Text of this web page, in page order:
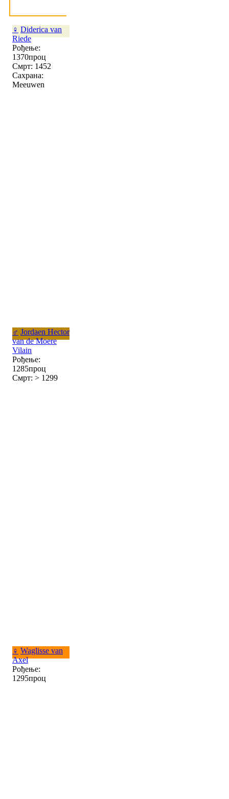
♀ Diderica van
Riede
Рођење:
1370проц
Смрт: 1452
Сахрана:
Meeuwen
♂ Jordaen Hector
van de Moere
Vilain
Рођење:
1285проц
Смрт: > 1299
♀ Waglisse van
Axel
Рођење:
1295проц